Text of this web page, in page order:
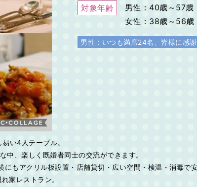
対象年齢
男性：40歳～57歳
女性：38歳～56歳
男性：いつも満席24名、皆様に感謝
い4人テーブル。
、楽しく既婚者同士の交流ができます。
もアクリル板設置・店舗貸切・広い空間・検温・消毒で
家レストラン。